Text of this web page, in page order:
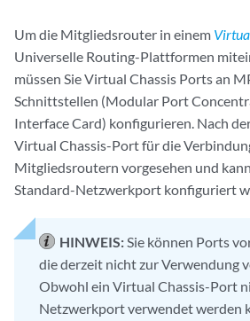
Um die Mitgliedsrouter in einem
Universelle Routing-Plattformen
müssen Sie Virtual Chassis Ports an
Schnittstellen (Modular Port
Interface Card) konfigurieren. Nach
Virtual Chassis-Port für die
Mitgliedsroutern vorgesehen und
Standard-Netzwerkport konfiguriert
HINWEIS:Sie können Ports
die derzeit nicht zur Verwendung
Obwohl ein Virtual Chassis-Port
Netzwerkport verwendet werden